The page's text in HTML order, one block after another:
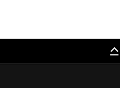
keyboard_capslock